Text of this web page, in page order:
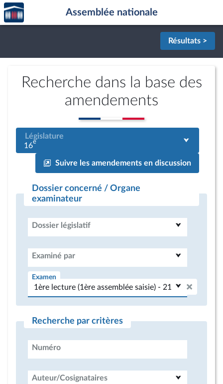
Aller au contenu
Aller en bas de la page
Accèder
à la
page
Assemblée nationale
Résultats >
Recherche dans la base des
amendements
Législature
16e
Suivre les amendements en discussion
Dossier concerné / Organe
examinateur
Dossier législatif
Examiné par
Examen
Recherche par critères
Numéro
Auteur/Cosignataires